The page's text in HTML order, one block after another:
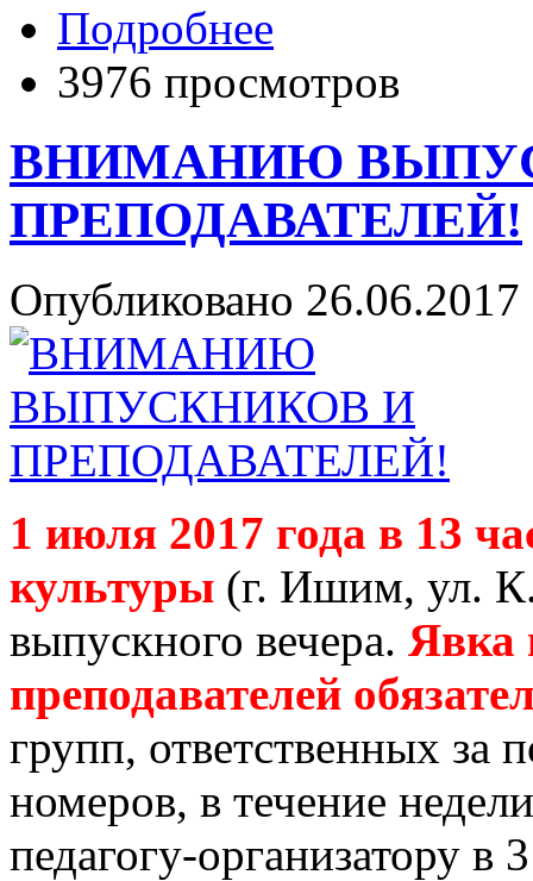
Подробнее
3976 просмотров
ВНИМАНИЮ
ПРЕПОДАВАТЕЛЕЙ!
Опубликовано
1 июля 2017 года в 13
культуры (г. Ишим, ул.
выпускного вечера. Явка
преподавателей
групп, ответственных за
номеров, в течение
педагогу-организатору в